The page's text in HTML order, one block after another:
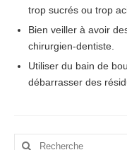
trop sucrés ou trop
Bien veiller à avoir
chirurgien-dentiste.
Utiliser du bain de
débarrasser des
Rechercher